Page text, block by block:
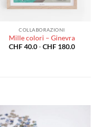
COLLABORAZIONI
Mille colori – Ginevra
CHF40.0-CHF 180.0Fascia